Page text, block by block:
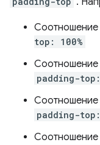
Соотношение
top: 100%
Соотношение
padding-
Соотношение
padding-
Соотношение